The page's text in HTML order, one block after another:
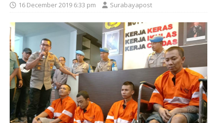
16 December 2019 6:33 pm Surabayapost